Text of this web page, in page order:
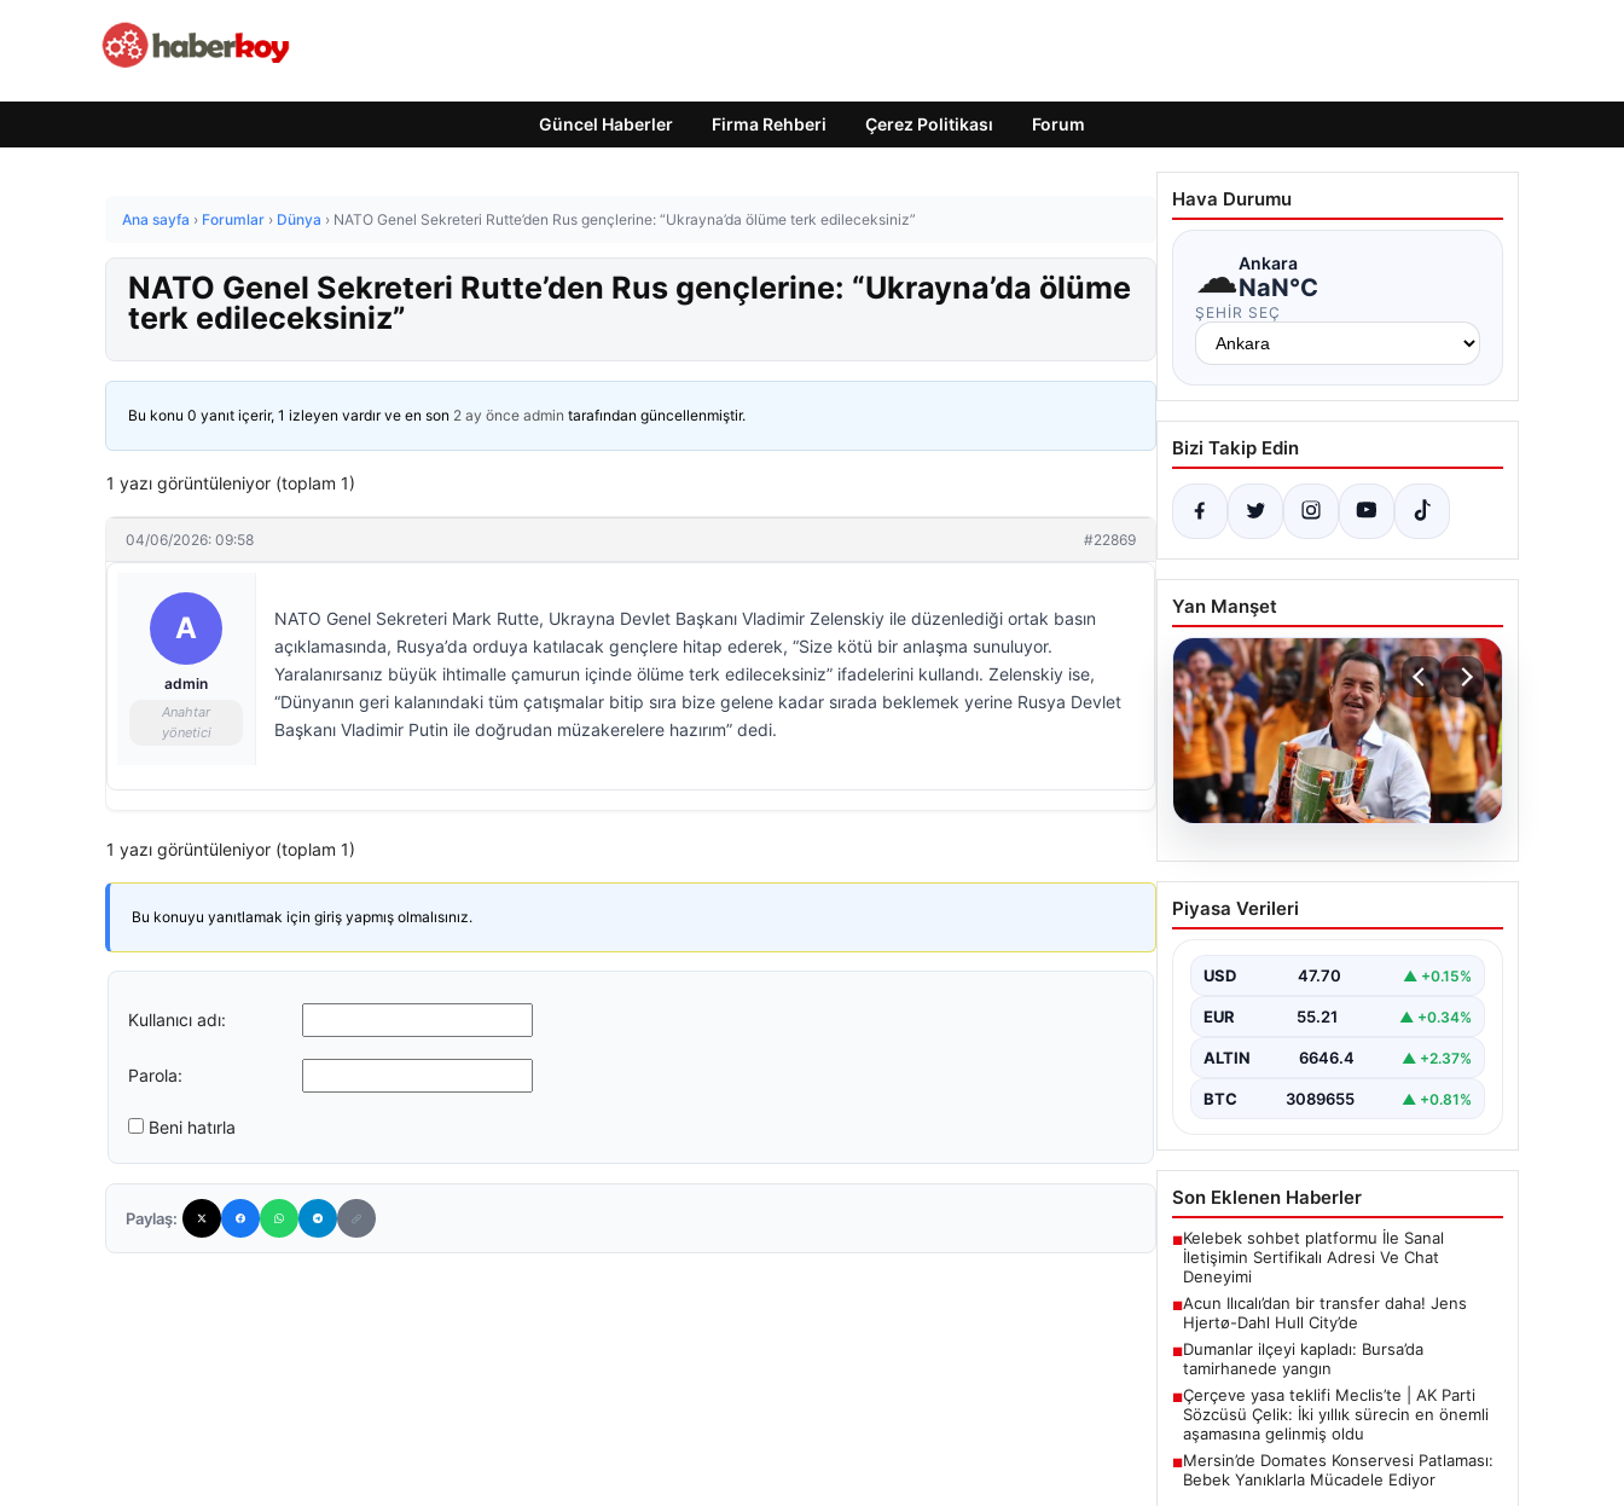
Güncel Haberler Firma Rehberi Çerez Politikası Forum
Ana sayfa › Forumlar › Dünya › NATO Genel Sekreteri Rutte’den Rus gençlerine: “Ukrayna’da ölüme terk edileceksiniz”
NATO Genel Sekreteri Rutte’den Rus gençlerine: “Ukrayna’da ölüme
terk edileceksiniz”
Bu konu 0 yanıt içerir, 1 izleyen vardır ve en son 2 ay önce admin tarafından güncellenmiştir.
1 yazı görüntüleniyor (toplam 1)
04/06/2026: 09:58 #22869
A
admin
Anahtar
yönetici
NATO Genel Sekreteri Mark Rutte, Ukrayna Devlet Başkanı Vladimir Zelenskiy ile düzenlediği ortak basın
açıklamasında, Rusya’da orduya katılacak gençlere hitap ederek, “Size kötü bir anlaşma sunuluyor.
Yaralanırsanız büyük ihtimalle çamurun içinde ölüme terk edileceksiniz” ifadelerini kullandı. Zelenskiy ise,
“Dünyanın geri kalanındaki tüm çatışmalar bitip sıra bize gelene kadar sırada beklemek yerine Rusya Devlet
Başkanı Vladimir Putin ile doğrudan müzakerelere hazırım” dedi.
1 yazı görüntüleniyor (toplam 1)
Bu konuyu yanıtlamak için giriş yapmış olmalısınız.
Kullanıcı adı:
Parola:
Beni hatırla
Paylaş:
Hava Durumu
☁Ankara
NaN°C
ŞEHIR SEÇ
Bizi Takip Edin
Yan Manşet
07.08.2026
Acun Ilıcalı’dan bir
transfer daha! Jens
Piyasa Verileri
USD 47.70 ▲ +0.15%
EUR 55.21 ▲ +0.34%
ALTIN 6646.4 ▲ +2.37%
BTC 3089655 ▲ +0.81%
Son Eklenen Haberler
■Kelebek sohbet platformu İle Sanal
İletişimin Sertifikalı Adresi Ve Chat
Deneyimi
■Acun Ilıcalı’dan bir transfer daha! Jens
Hjertø-Dahl Hull City’de
■Dumanlar ilçeyi kapladı: Bursa’da
tamirhanede yangın
■Çerçeve yasa teklifi Meclis’te | AK Parti
Sözcüsü Çelik: İki yıllık sürecin en önemli
aşamasına gelinmiş oldu
■Mersin’de Domates Konservesi Patlaması:
Bebek Yanıklarla Mücadele Ediyor